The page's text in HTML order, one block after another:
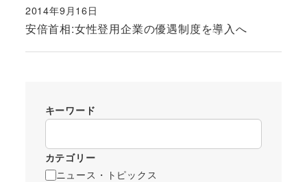
安倍首相:女性登用企業の優遇制度を導入へ
投稿日
2014年9月16日
キーワード
カテゴリー
ニュース・トピックス